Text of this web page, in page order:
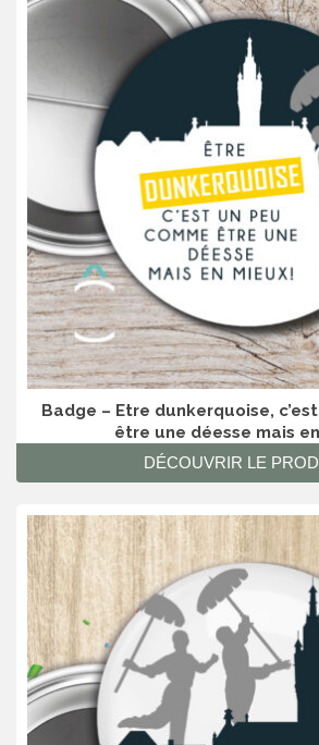
Badge – Etre dunkerquoise,
être une déesse mais
DÉCOUVRIR LE